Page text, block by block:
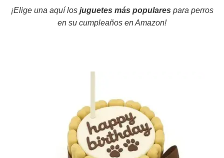
¡Elige una aquí losjuguetes más populares para perros
en su cumpleaños en Amazon!